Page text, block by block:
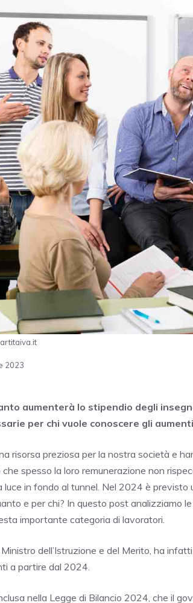
2023
aumenterà lo stipendio degli
per chi vuole conoscere gli
risorsa preziosa per la nostra società e
spesso la loro remunerazione non
luce in fondo al tunnel. Nel 2024 è previsto
e per chi? In questo post analizziamo
importante categoria di lavoratori.
dell’Istruzione e del Merito, ha
a partire dal 2024.
nella Legge di Bilancio 2024, che il